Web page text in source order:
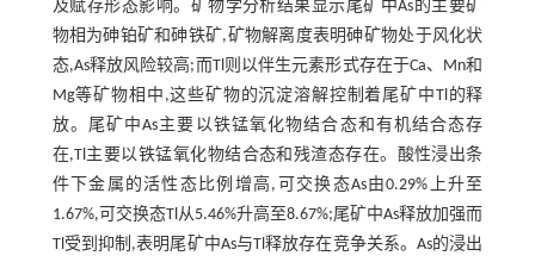
及赋存形态影响。矿物学分析结果显示尾矿中As的主要矿
物相为砷铂矿和砷铁矿,矿物解离度表明砷矿物处于风化状
态,As释放风险较高;而Tl则以伴生元素形式存在于Ca、Mn和
Mg等矿物相中,这些矿物的沉淀溶解控制着尾矿中Tl的释
放。尾矿中As主要以铁锰氧化物结合态和有机结合态存
在,Tl主要以铁锰氧化物结合态和残渣态存在。酸性浸出条
件下金属的活性态比例增高,可交换态As由0.29%上升至
1.67%,可交换态Tl从5.46%升高至8.67%;尾矿中As释放加强而
Tl受到抑制,表明尾矿中As与Tl释放存在竞争关系。As的浸出